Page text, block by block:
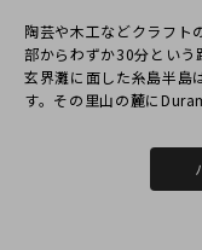
2017/03/28 10:38:54
陶芸や⽊⼯などクラフト
部からわずか30分という
⽞界灘に⾯した⽷島半島
す。その⾥⼭の麓に